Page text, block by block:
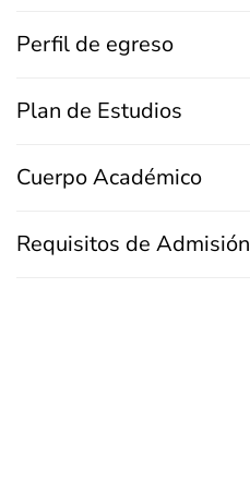
Perfil de egreso
Plan de Estudios
Cuerpo Académico
Requisitos de Admisión